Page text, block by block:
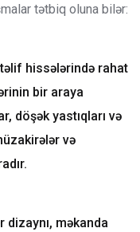
tətbiq oluna bilər:
hissələrində rahat
bir araya
döşək yastıqları və
və
dizaynı, məkanda